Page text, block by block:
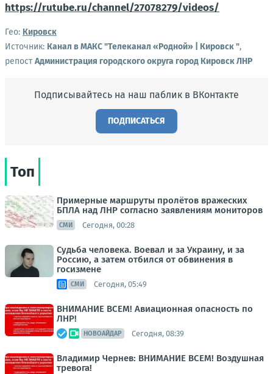
https://rutube.ru/channel/27078279/videos/
Гео: Кировск
Источник: Канал в МАКС "Телеканал «Родной» | Кировск ",
репостАдминистрация городского округа город Кировск ЛНР
Подписывайтесь на наш паблик в ВКонтакте
ПОДПИСАТЬСЯ
Топ
Примерные маршруты пролётов вражеских
БПЛА над ЛНР согласно заявлениям мониторов
СМИ Сегодня, 00:28
Судьба человека. Воевал и за Украину, и за
Россию, а затем отбился от обвинения в
госизмене
СМИ Сегодня, 05:49
ВНИМАНИЕ ВСЕМ! Авиационная опасность по
ЛНР!
НОВОАЙДАР Сегодня, 08:39
Владимир Чернев: ВНИМАНИЕ ВСЕМ! Воздушная
тревога!